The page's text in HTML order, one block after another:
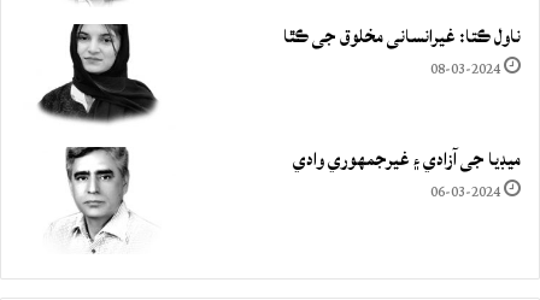
ناول ڪتا: غيرانساني مخلوق جي ڪٿا
08-03-2024
ميڊيا جي آزادي ۽ غيرجمھوري وادي
06-03-2024